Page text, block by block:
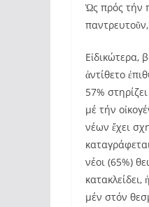
Ὡς πρός τήν
Εἰδικώτερα,
ἀντίθετο
57%
μέ τήν
νέων ἔχει
νέοι (65%)
μέν στόν